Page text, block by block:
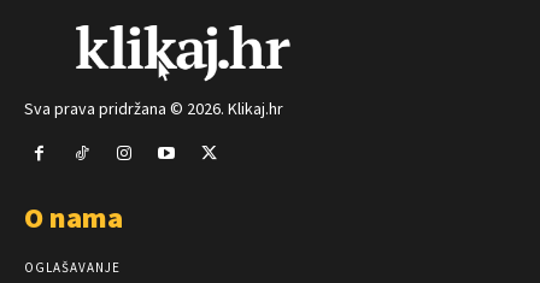
Sva prava pridržana © 2026. Klikaj.hr
O nama
OGLAŠAVANJE